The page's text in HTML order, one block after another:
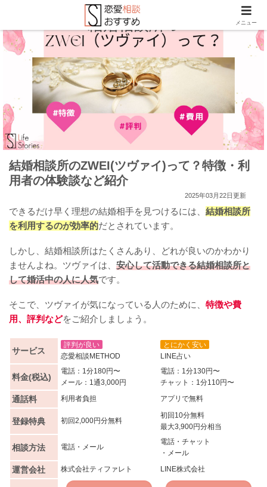
結婚相談所のZWEI(ツヴァイ)って？特徴・利
用者の体験談など紹介
2025年03月22日更新
できるだけ早く理想の結婚相手を見つけるには、 結婚相談所
を利用するのが効率的だとされています。
しかし、結婚相談所はたくさんあり、どれが良いのかわかり
ませんよね。ツヴァイは、 安心して活動できる結婚相談所と
して婚活中の人に人気です。
そこで、ツヴァイが気になっている人のために、 特徴や費
用、評判などをご紹介しましょう。
サービス
評判が良い
恋愛相談METHOD
とにかく安い
LINE占い
料金(税込)
電話：1分180円〜
メール：1通3,000円
電話：1分130円〜
チャット：1分110円〜
通話料 利用者負担 アプリで無料
登録特典 初回2,000円分無料
初回10分無料
最大3,900円分相当
相談方法 電話・メール
電話・チャット
・メール
運営会社 株式会社ティファレト LINE株式会社
メニュー